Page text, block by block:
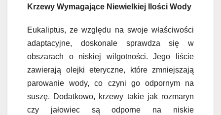
Krzewy Wymagające Niewielkiej Ilości Wody
Eukaliptus, ze względu na swoje właściwości
adaptacyjne, doskonale sprawdza się w
obszarach o niskiej wilgotności. Jego liście
zawierają olejki eteryczne, które zmniejszają
parowanie wody, co czyni go odpornym na
suszę. Dodatkowo, krzewy takie jak rozmaryn
czy jałowiec są odporne na niskie